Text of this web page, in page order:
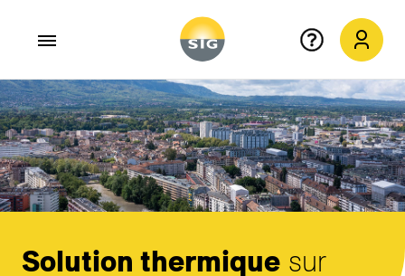
Aller au contenu principal
Solution thermique sur